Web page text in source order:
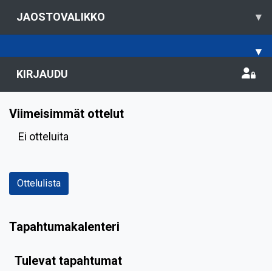
JAOSTOVALIKKO ▾
▾
KIRJAUDU
Viimeisimmät ottelut
Ei otteluita
Ottelulista
Tapahtumakalenteri
Tulevat tapahtumat